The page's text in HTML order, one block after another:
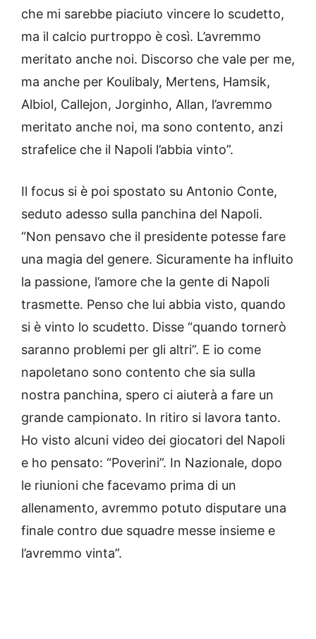
che mi sarebbe piaciuto vincere lo scudetto,
ma il calcio purtroppo è così. L’avremmo
meritato anche noi. Discorso che vale per me,
ma anche per Koulibaly, Mertens, Hamsik,
Albiol, Callejon, Jorginho, Allan, l’avremmo
meritato anche noi, ma sono contento, anzi
strafelice che il Napoli l’abbia vinto”.
Il focus si è poi spostato su Antonio Conte,
seduto adesso sulla panchina del Napoli.
“Non pensavo che il presidente potesse fare
una magia del genere. Sicuramente ha influito
la passione, l’amore che la gente di Napoli
trasmette. Penso che lui abbia visto, quando
si è vinto lo scudetto. Disse “quando tornerò
saranno problemi per gli altri”. E io come
napoletano sono contento che sia sulla
nostra panchina, spero ci aiuterà a fare un
grande campionato. In ritiro si lavora tanto.
Ho visto alcuni video dei giocatori del Napoli
e ho pensato: “Poverini”. In Nazionale, dopo
le riunioni che facevamo prima di un
allenamento, avremmo potuto disputare una
finale contro due squadre messe insieme e
l’avremmo vinta”.